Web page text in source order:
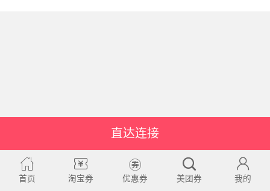
直达连接
首页 淘宝券 优惠券 美团券 我的